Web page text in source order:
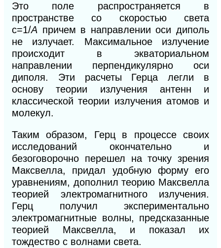
Это поле распространяется в
пространствесо скоростью света
c=1/A причем в направлении оси диполь
не излучает. Максимальное излучение
происходит в экваториальном
направлении перпендикулярно оси
диполя. Эти расчеты Герца легли в
основу теории излучения антенн и
классической теории излучения атомов и
молекул.
Таким образом, Герц в процессе своих
исследований окончательно и
безоговорочно перешел на точку зрения
Максвелла, придал удобную форму его
уравнениям, дополнил теорию Максвелла
теорией электромагнитного излучения.
Герц получил экспериментально
электромагнитные волны, предсказанные
теорией Максвелла, и показал их
тождество с волнами света.